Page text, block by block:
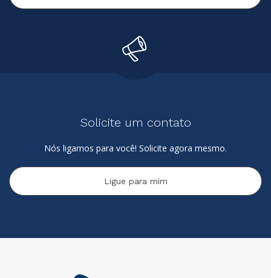
Solicite um contato
Nós ligamos para você! Solicite agora mesmo.
Ligue para mim